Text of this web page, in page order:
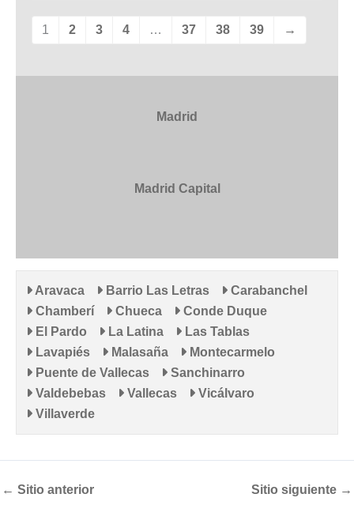
1 2 3 4 … 37 38 39 →
Madrid
Madrid Capital
Aravaca Barrio Las Letras
Carabanchel
Chamberí
Chueca
Conde Duque
El Pardo
La Latina
Las Tablas
Lavapiés
Malasaña
Montecarmelo
Puente de Vallecas
Sanchinarro
Valdebebas
Vallecas
Vicálvaro
Villaverde
← Sitio anterior Sitio siguiente →